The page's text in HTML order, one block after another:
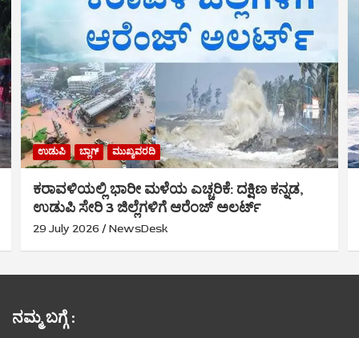
ಉಡುಪಿ ಬ್ಲಾಗ್ ಮುಖ್ಯವರದಿ
ಕರಾವಳಿಯಲ್ಲಿ ಭಾರೀ ಮಳೆಯ ಎಚ್ಚರಿಕೆ: ದಕ್ಷಿಣ ಕನ್ನಡ,
ಉಡುಪಿ ಸೇರಿ 3 ಜಿಲ್ಲೆಗಳಿಗೆ ಆರೆಂಜ್ ಅಲರ್ಟ್
29 July 2026 NewsDesk
ನಮ್ಮ ಬಗ್ಗೆ :